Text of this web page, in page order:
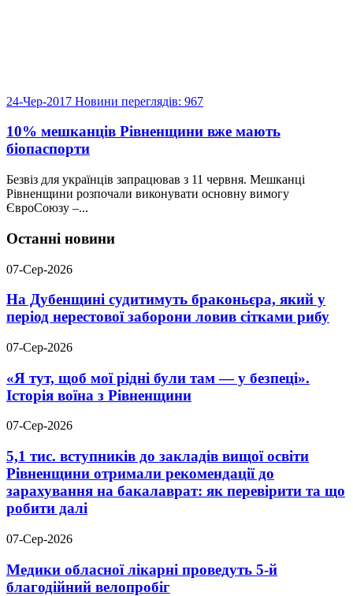
24-Чер-2017 Новини переглядів: 967
10% мешканців Рівненщини вже мають
біопаспорти
Безвіз для українців запрацював з 11 червня. Мешканці
Рівненщини розпочали виконувати основну вимогу
ЄвроСоюзу –...
Останні новини
07-Сер-2026
На Дубенщині судитимуть браконьєра, який у
період нерестової заборони ловив сітками рибу
07-Сер-2026
«Я тут, щоб мої рідні були там — у безпеці».
Історія воїна з Рівненщини
07-Сер-2026
5,1 тис. вступників до закладів вищої освіти
Рівненщини отримали рекомендації до
зарахування на бакалаврат: як перевірити та що
робити далі
07-Сер-2026
Медики обласної лікарні проведуть 5-й
благодійний велопробіг